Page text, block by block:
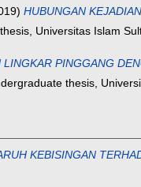
HUBUNGAN
Universitas Islam
LINGKAR PINGGANG
thesis,
KEBISINGAN